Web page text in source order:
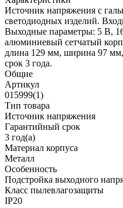
Источник напряжения с
светодиодных изделий.
Выходные параметры: 5 В,
алюминиевый сетчатый
длина 129 мм, ширина 97
срок 3 года.
Общие
Артикул
015999(1)
Тип товара
Источник напряжения
Гарантийный срок
3 год(а)
Материал корпуса
Металл
Особенность
Подстройка выходного
Класс пылевлагозащиты
IP20